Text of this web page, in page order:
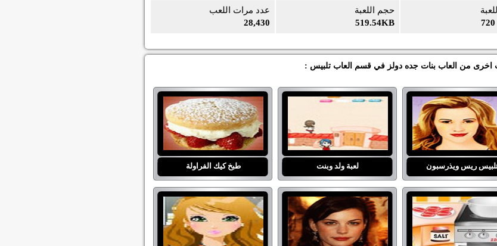
عدد مرات اللعب
28,430
حجم اللعبة
519.54KB
720
اخرى من العاب بنات جده دولز في قسم العاب تلبيس :
ريس ويذرسبون لعبة ولد وبنت طبخ كيك الفراولة